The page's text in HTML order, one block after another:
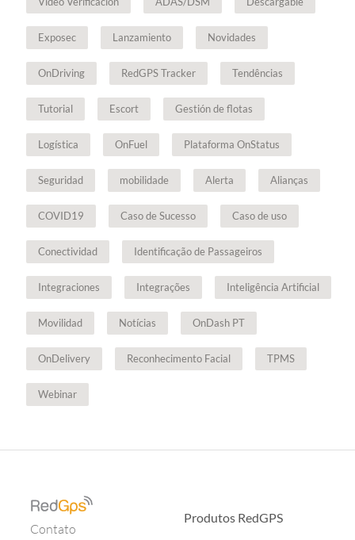
Exposec Lanzamiento Novidades
OnDriving RedGPS Tracker Tendências
Tutorial Escort Gestión de flotas
Logística OnFuel Plataforma OnStatus
Seguridad mobilidade Alerta Alianças
COVID19 Caso de Sucesso Caso de uso
Conectividad Identificação de Passageiros
Integraciones Integrações Inteligência Artificial
Movilidad Notícias OnDash PT
OnDelivery Reconhecimento Facial TPMS
Webinar
Contato
Produtos RedGPS